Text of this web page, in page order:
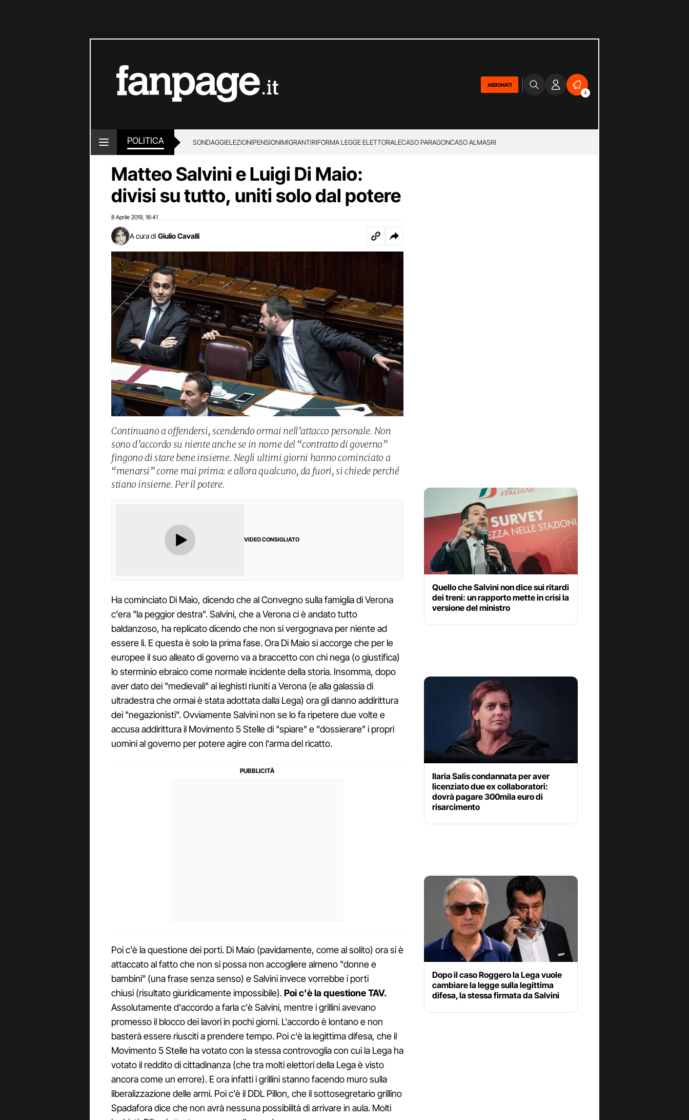
ABBONATI
2
POLITICA SONDAGGIELEZIONIPENSIONIMIGRANTIRIFORMA LEGGE ELETTORALECASO PARAGONCASO ALMASRI
Matteo Salvini e Luigi Di Maio:
divisi su tutto, uniti solo dal potere
8 Aprile 2019 16:41
A cura di Giulio Cavalli
Continuano a offendersi, scendendo ormai nell’attacco personale. Non
sono d’accordo su niente anche se in nome del “contratto di governo”
fingono di stare bene insieme. Negli ultimi giorni hanno cominciato a
“menarsi” come mai prima: e allora qualcuno, da fuori, si chiede perché
stiano insieme. Per il potere.
VIDEO CONSIGLIATO
Ha cominciato Di Maio, dicendo che al Convegno sulla famiglia di Verona
c'era "la peggior destra". Salvini, che a Verona ci è andato tutto
baldanzoso, ha replicato dicendo che non si vergognava per niente ad
essere lì. E questa è solo la prima fase. Ora Di Maio si accorge che per le
europee il suo alleato di governo va a braccetto con chi nega (o giustifica)
lo sterminio ebraico come normale incidente della storia. Insomma, dopo
aver dato dei "medievali" ai leghisti riuniti a Verona (e alla galassia di
ultradestra che ormai è stata adottata dalla Lega) ora gli danno addirittura
dei "negazionisti". Ovviamente Salvini non se lo fa ripetere due volte e
accusa addirittura il Movimento 5 Stelle di "spiare" e "dossierare" i propri
uomini al governo per potere agire con l'arma del ricatto.
Poi c'è la questione dei porti. Di Maio (pavidamente, come al solito) ora si è
attaccato al fatto che non si possa non accogliere almeno "donne e
bambini" (una frase senza senso) e Salvini invece vorrebbe i porti
chiusi (risultato giuridicamente impossibile).Poi c'è la questione TAV.
Assolutamente d'accordo a farla c'è Salvini, mentre i grillini avevano
promesso il blocco dei lavori in pochi giorni. L'accordo è lontano e non
basterà essere riusciti a prendere tempo. Poi c'è la legittima difesa, che il
Movimento 5 Stelle ha votato con la stessa controvoglia con cui la Lega ha
votato il reddito di cittadinanza (che tra molti elettori della Lega è visto
ancora come un errore). E ora infatti i grillini stanno facendo muro sulla
liberalizzazione delle armi. Poi c'è il DDL Pillon, che il sottosegretario grillino
Spadafora dice che non avrà nessuna possibilità di arrivare in aula. Molti
Quello che Salvini non dice sui ritardi
dei treni: un rapporto mette in crisi la
versione del ministro
Ilaria Salis condannata per aver
licenziato due ex collaboratori:
dovrà pagare 300mila euro di
risarcimento
Dopo il caso Roggero la Lega vuole
cambiare la legge sulla legittima
difesa, la stessa firmata da Salvini